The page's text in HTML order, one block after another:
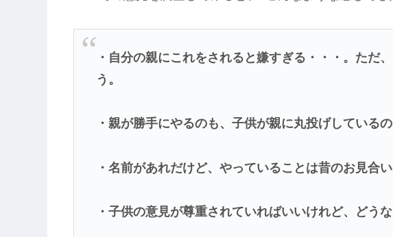
・自分の親にこれをされると嫌すぎる・・・。ただ
う。
・親が勝手にやるのも、子供が親に丸投げしている
・名前があれだけど、やっていることは昔のお見合い
・子供の意見が尊重されていればいいけれど、どうな